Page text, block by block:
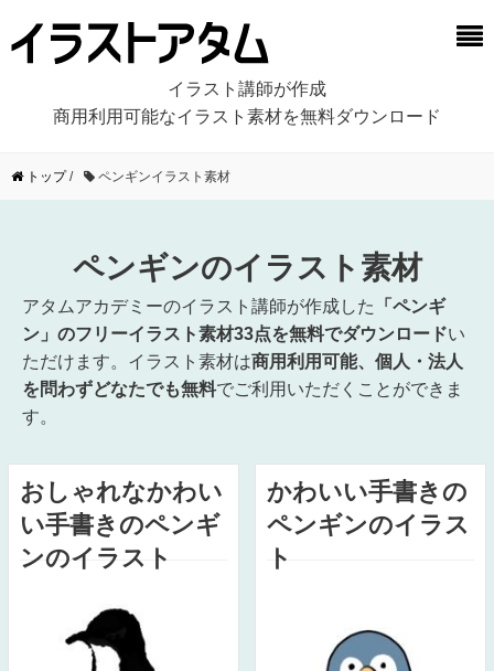
イラスト講師が作成
商用利用可能なイラスト素材を無料ダウンロード
トップ/ ペンギンイラスト素材
ペンギンのイラスト素材
アタムアカデミーのイラスト講師が作成した
「ペンギ
ン」のフリーイラスト素材33点を無料でダウンロードい
ただけます。イラスト素材は商用利用可能、個人・法人
を問わずどなたでも無料でご利用いただくことができま
す。
おしゃれなかわい
い手書きのペンギ
ンのイラスト
かわいい手書きの
ペンギンのイラス
ト